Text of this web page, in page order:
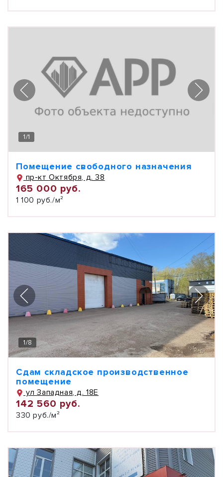
1/1
Помещение свободного назначения
пр-кт Октября, д. 38
165 000 руб.
1 100 руб./м²
1/8
Сдам складское производственное
помещение
ул Западная, д. 18Е
142 560 руб.
330 руб./м²